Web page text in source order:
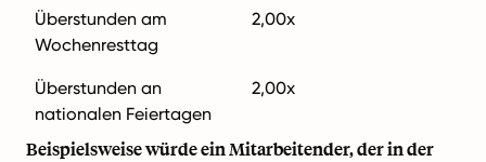
Überstunden am
Wochenresttag
2,00x
Überstunden an
nationalen Feiertagen
2,00x
Beispielsweise würde ein Mitarbeitender, der in der